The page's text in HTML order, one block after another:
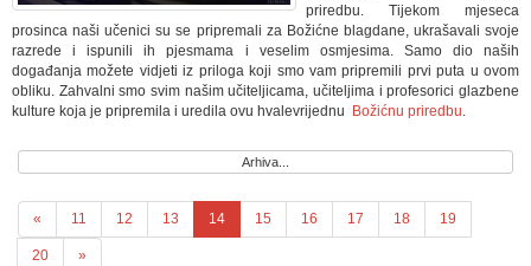
priredbu. Tijekom mjeseca
prosinca naši učenici su se pripremali za Božićne blagdane, ukrašavali svoje
razrede i ispunili ih pjesmama i veselim osmjesima. Samo dio naših
događanja možete vidjeti iz priloga koji smo vam pripremili prvi puta u ovom
obliku. Zahvalni smo svim našim učiteljicama, učiteljima i profesorici glazbene
kulture koja je pripremila i uredila ovu hvalevrijednu Božićnu priredbu
Arhiva...
« 11 12 13 14 15 16 17 18 19
20 »